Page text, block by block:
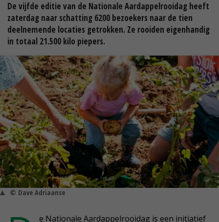
De vijfde editie van de Nationale Aardappelrooidag heeft
zaterdag naar schatting 6200 bezoekers naar de tien
deelnemende locaties getrokken. Ze rooiden eigenhandig
in totaal 21.500 kilo piepers.
© Dave Adriaanse
e Nationale Aardappelrooidag is een initiatief